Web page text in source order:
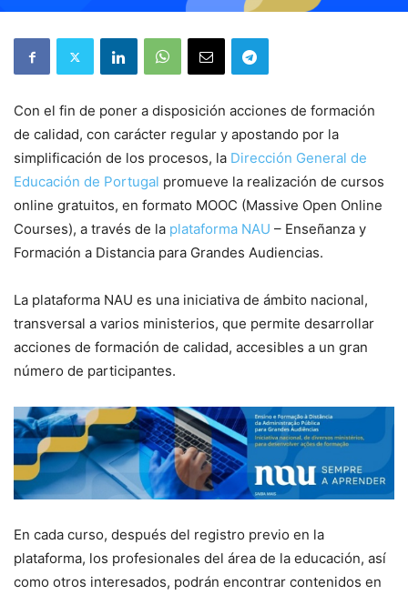
Con el fin de poner a disposición acciones de formación
de calidad, con carácter regular y apostando por la
simplificación de los procesos, la Dirección General de
Educación de Portugal promueve la realización de cursos
online gratuitos, en formato MOOC (Massive Open Online
Courses), a través de la plataforma NAU – Enseñanza y
Formación a Distancia para Grandes Audiencias.
La plataforma NAU es una iniciativa de ámbito nacional,
transversal a varios ministerios, que permite desarrollar
acciones de formación de calidad, accesibles a un gran
número de participantes.
En cada curso, después del registro previo en la
plataforma, los profesionales del área de la educación, así
como otros interesados, podrán encontrar contenidos en